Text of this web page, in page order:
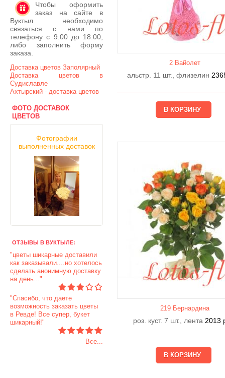
Чтобы оформить
заказ на сайте в
Вуктыл необходимо
связаться с нами по
телефону с 9.00 до 18.00,
либо заполнить форму
заказа.
Доставка цветов Заполярный
Доставка цветов в
Судиславле
Ахтырский - доставка цветов
ФОТО ДОСТАВОК
ЦВЕТОВ
Фотографии
выполненных доставок
ОТЗЫВЫ В ВУКТЫЛЕ:
"цветы шикарные доставили
как заказывали....но хотелось
сделать анонимную доставку
на день..."
"Спасибо, что даете
возможность заказать цветы
в Ревде! Все супер, букет
шикарный!"
Все...
2 Вайолет
альстр. 11 шт., флизелин
219 Бернардина
роз. куст. 7 шт., лента 2013